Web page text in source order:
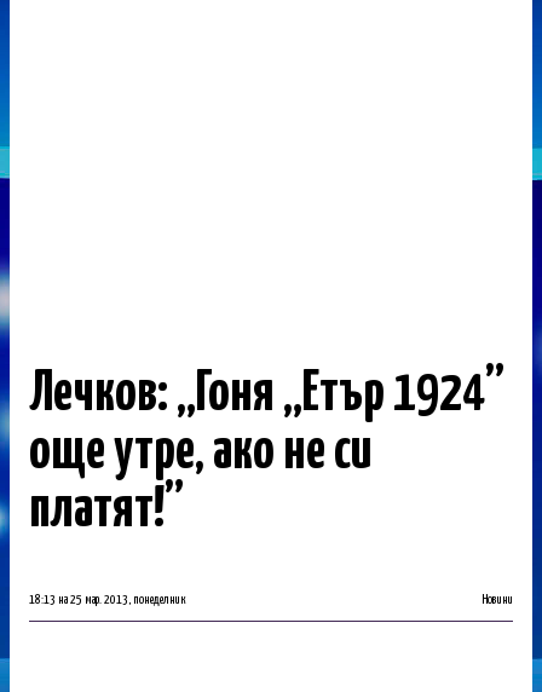
Лечков: „Гоня „Етър 1924”
още утре, ако не си
платят!”
18:13 на 25 мар. 2013, понеделник Новини